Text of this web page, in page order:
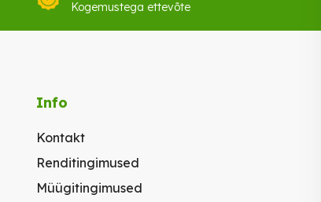
Kogemustega ettevõte
Info
Kontakt
Renditingimused
Müügitingimused